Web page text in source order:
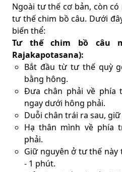
Ngoài tư thế cơ bản, còn
tư thế chim bồ câu. Dưới
biến thể:
Tư thế chim bồ câu
Rajakapotasana):
Bắt đầu từ tư thế quỳ
bằng hông.
Đưa chân phải về phía
ngay dưới hông phải.
Duỗi chân trái ra sau,
Hạ thân mình về phía
phải.
Giữ nguyên ở tư thế
- 1 phút.